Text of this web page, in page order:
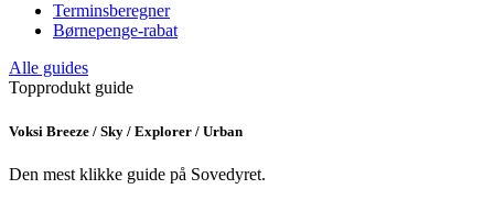
Terminsberegner
Børnepenge-rabat
Alle guides
Topprodukt guide
Voksi Breeze / Sky / Explorer / Urban
Den mest klikke guide på Sovedyret.